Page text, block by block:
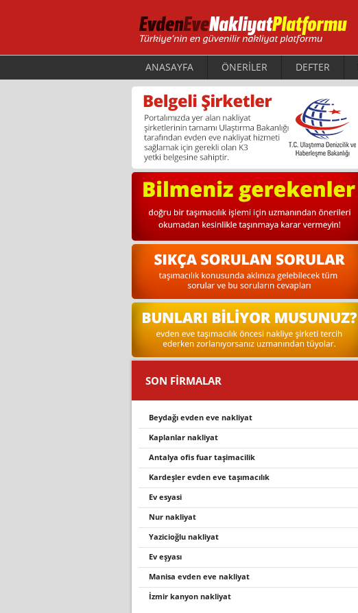
ANASAYFA ÖNERİLER DEFTER
SON FİRMALAR
beydağı evden eve nakliyat
kaplanlar nakliyat
antalya ofis fuar taşimacilik
kardeşler evden eve taşımacılık
ev esyasi
nur nakli̇yat
yazi̇ci̇oğlu nakli̇yat
ev eşyasi
manisa evden eve nakliyat
i̇zmir kanyon nakliyat